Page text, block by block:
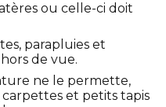
ou celle-ci doit
parapluies et
de vue.
ne le permette,
et petits tapis